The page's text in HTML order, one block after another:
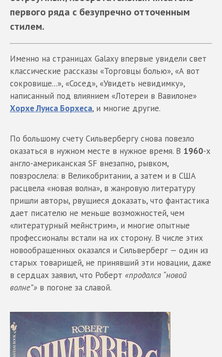
первого ряда с безупречно отточенным
стилем.
Именно на страницах Galaxy впервые увидели свет
классические рассказы «Торговцы болью», «А вот
сокровище...», «Сосед», «Увидеть невидимку»,
написанный под влиянием «Лотереи в Вавилоне»
Хорхе Луиса Борхеса, и многие другие.
По большому счету Сильвербергу снова повезло
оказаться в нужном месте в нужное время. В 1960-х
англо-американская SF внезапно, рывком,
повзрослела: в Великобритании, а затем и в США
расцвела «новая волна», в жанровую литературу
пришли авторы, рвущиеся доказать, что фантастика
дает писателю не меньше возможностей, чем
«литературный мейнстрим», и многие опытные
профессионалы встали на их сторону. В числе этих
новообращенных оказался и Сильверберг — один из
старых товарищей, не принявший эти новации, даже
в сердцах заявил, что Роберт «продался “новой
волне”» в погоне за славой.